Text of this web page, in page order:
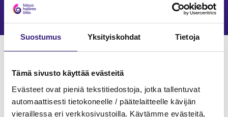
Suostumus Yksityiskohdat Tietoja
Tämä sivusto käyttää evästeitä
Evästeet ovat pieniä tekstitiedostoja, jotka tallentuvat
automaattisesti tietokoneelle / päätelaitteelle kävijän
vieraillessa eri verkkosivustoilla. Käytämme evästeitä,
15.1.2024
Verkkokoulutukset
YRITYKSEN TULOVEROTUS